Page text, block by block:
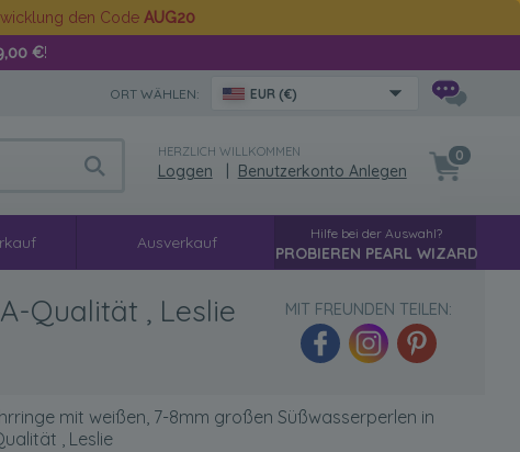
den Code AUG20
€!
ORT WÄHLEN: EUR (€)
HERZLICH WILLKOMMEN
Loggen Benutzerkonto Anlegen
0
Ausverkauf Hilfe bei der Auswahl?
PROBIEREN PEARL WIZARD
Qualität , Leslie MIT FREUNDEN TEILEN:
mit weißen, 7-8mm großen Süßwasserperlen in
, Leslie